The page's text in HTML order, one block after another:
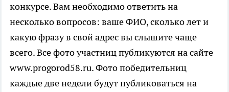
конкурсе. Вам необходимо ответить на
несколько вопросов: ваше ФИО, сколько лет и
какую фразу в свой адрес вы слышите чаще
всего. Все фото участниц публикуются на сайте
www.progorod58.ru. Фото победительниц
каждые две недели будут публиковаться на